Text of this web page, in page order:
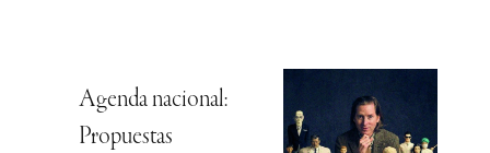
Agenda nacional:
Propuestas